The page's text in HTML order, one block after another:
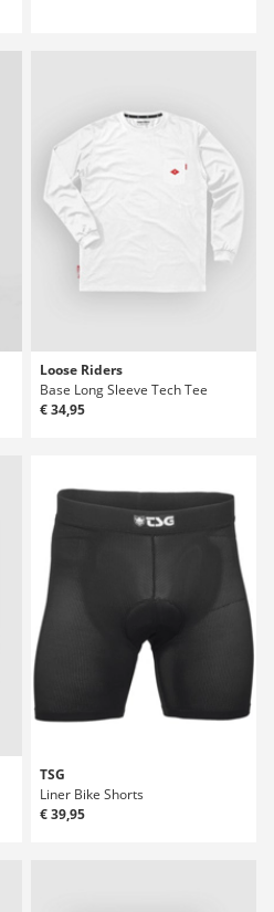
Loose Riders
Base Long Sleeve Tech Tee
€ 34,95
TSG
Liner Bike Shorts
€ 39,95